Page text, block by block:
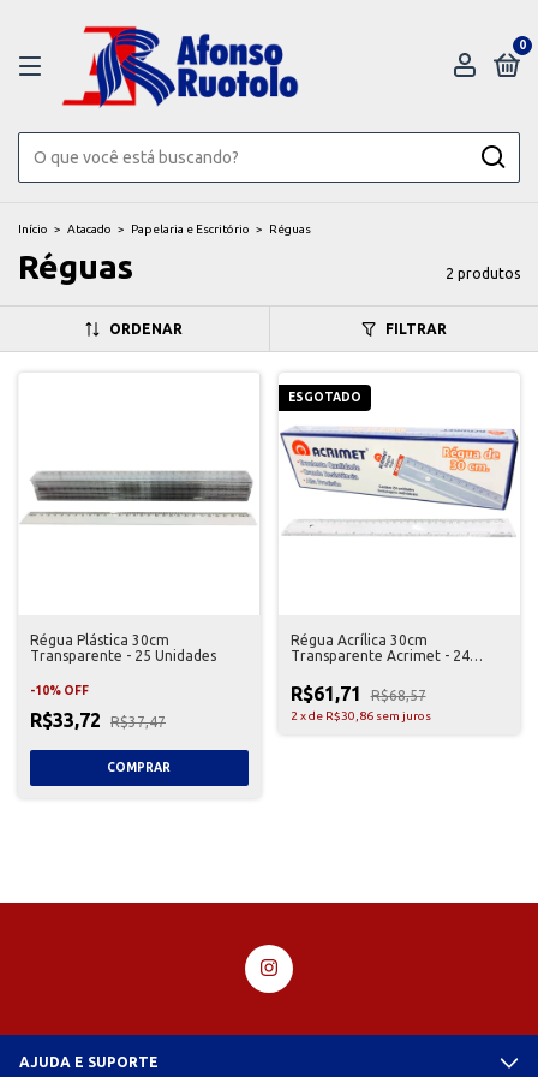
0
Início > Atacado > Papelaria e Escritório > Réguas
Réguas 2 produtos
ORDENAR FILTRAR
Régua Plástica 30cm
Transparente - 25 Unidades
-10% OFF
R$33,72 R$37,47
ESGOTADO
Régua Acrílica 30cm
Transparente Acrimet - 24
R$61,71 R$68,57
2 xde R$30,86 sem juros
AJUDA E SUPORTE